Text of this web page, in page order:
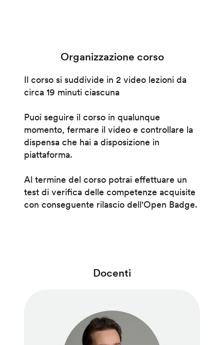
Organizzazione corso
Il corso si suddivide in 2 video lezioni da
circa 19 minuti ciascuna
Puoi seguire il corso in qualunque
momento, fermare il video e controllare la
dispensa che hai a disposizione in
piattaforma.
Al termine del corso potrai effettuare un
test di verifica delle competenze acquisite
con conseguente rilascio dell'Open Badge.
Docenti